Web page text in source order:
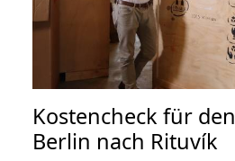
Kostencheck für
Berlin nach Rituvík